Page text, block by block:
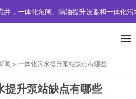
，一体化泵闸、隔油提升设备和一体化污
闻 » 一体化污水提升泵站缺点有哪些
提升泵站缺点有哪些